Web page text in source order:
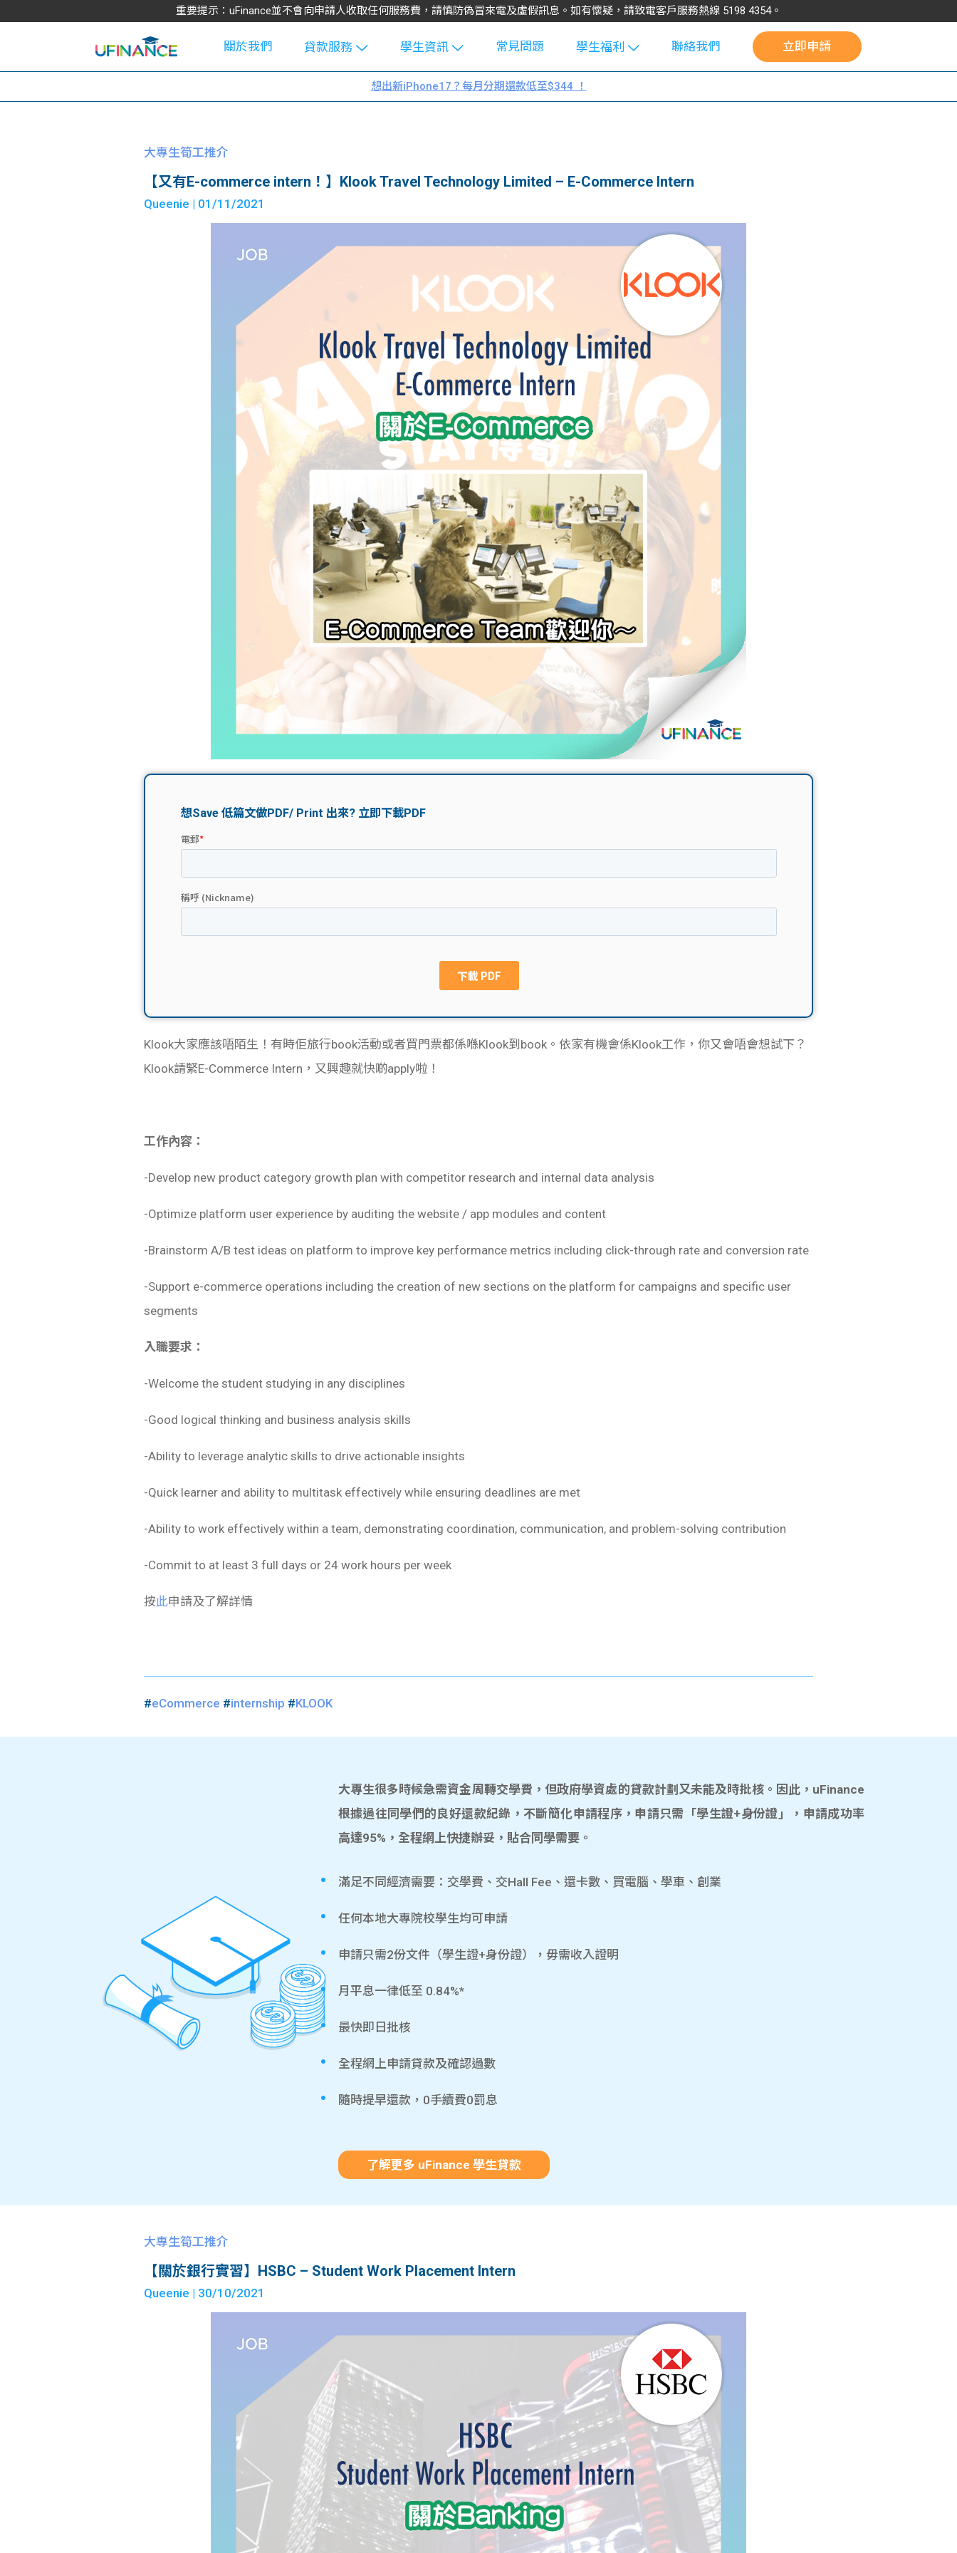
重要提示：uFinance並不會向申請人收取任何服務費，請慎防偽冒來電及虛假訊息。如有懷疑，請致電客戶服務熱線 5198 4354。
關於我們
貸款服務
學生貸款
大學生學費
機
貸款計數
機
學生資訊
Blog
大專生筍
Exchang
理財
Guide
101
常見問題
學生福利
uFinance 校
園贊助
聯絡我們 立即申請
想出新iPhone17？每月分期還款低至$344 ！
大專生筍工推介
【又有E-commerce intern！】Klook Travel Technology Limited – E-Commerce Intern
Queenie | 01/11/2021
Klook大家應該唔陌生！有時佢旅行book活動或者買門票都係喺Klook到book。依家有機會係Klook工作，你又會唔會想試下？
Klook請緊E-Commerce Intern，又興趣就快啲apply啦！
工作內容：
-Develop new product category growth plan with competitor research and internal data analysis
-Optimize platform user experience by auditing the website / app modules and content
-Brainstorm A/B test ideas on platform to improve key performance metrics including click-through rate and conversion rate
-Support e-commerce operations including the creation of new sections on the platform for campaigns and specific user
segments
入職要求：
-Welcome the student studying in any disciplines
-Good logical thinking and business analysis skills
-Ability to leverage analytic skills to drive actionable insights
-Quick learner and ability to multitask effectively while ensuring deadlines are met
-Ability to work effectively within a team, demonstrating coordination, communication, and problem-solving contribution
-Commit to at least 3 full days or 24 work hours per week
按此申請及了解詳情
#eCommerce #internship #KLOOK
大專生很多時候急需資金周轉交學費，但政府學資處的貸款計劃又未能及時批核。因此，uFinance
根據過往同學們的良好還款紀錄，不斷簡化申請程序，申請只需「學生證+身份證」，申請成功率
高達95%，全程網上快捷辦妥，貼合同學需要。
滿足不同經濟需要：交學費、交Hall Fee、還卡數、買電腦、學車、創業
任何本地大專院校學生均可申請
申請只需2份文件（學生證+身份證），毋需收入證明
月平息一律低至 0.84%*
最快即日批核
全程網上申請貸款及確認過數
隨時提早還款，0手續費0罰息
了解更多 uFinance 學生貸款
大專生筍工推介
【關於銀行實習】HSBC – Student Work Placement Intern
Queenie | 30/10/2021